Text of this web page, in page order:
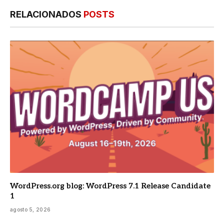
RELACIONADOS POSTS
WordPress.org blog: WordPress 7.1 Release Candidate
1
agosto 5, 2026